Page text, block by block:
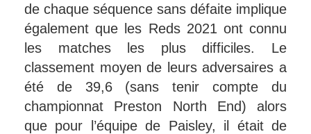
de chaque séquence sans défaite implique
également que les Reds 2021 ont connu
les matches les plus difficiles. Le
classement moyen de leurs adversaires a
été de 39,6 (sans tenir compte du
championnat Preston North End) alors
que pour l’équipe de Paisley, il était de